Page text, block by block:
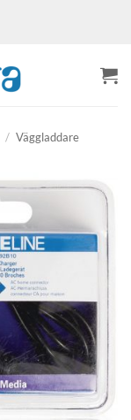
/ Väggladdare